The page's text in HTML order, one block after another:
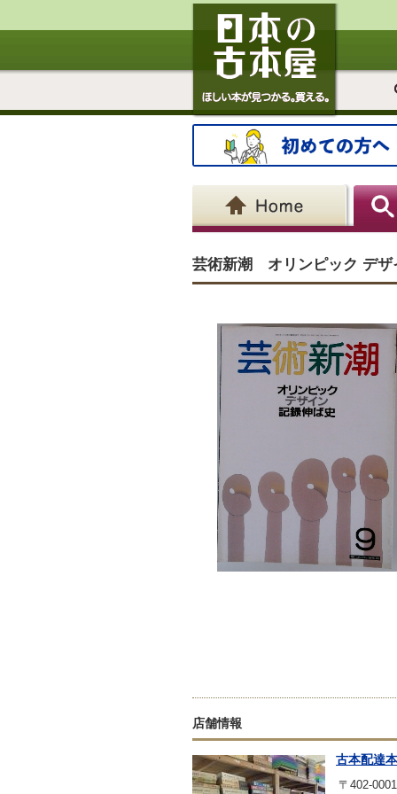
芸術新潮 オリンピック デザ
店舗情報
古本配達
〒402-0001